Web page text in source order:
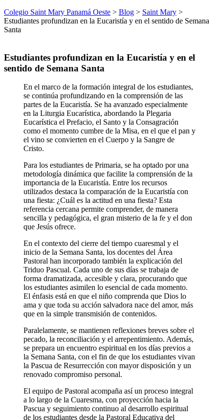
Colegio Saint Mary Panamá Oeste > Blog > Saint Mary >
Estudiantes profundizan en la Eucaristía y en el sentido de Semana
Santa
Estudiantes profundizan en la Eucaristía y en el
sentido de Semana Santa
En el marco de la formación integral de los estudiantes,
se continúa profundizando en la comprensión de las
partes de la Eucaristía. Se ha avanzado especialmente
en la Liturgia Eucarística, abordando la Plegaria
Eucarística el Prefacio, el Santo y la Consagración
como el momento cumbre de la Misa, en el que el pan y
el vino se convierten en el Cuerpo y la Sangre de
Cristo.
Para los estudiantes de Primaria, se ha optado por una
metodología dinámica que facilite la comprensión de la
importancia de la Eucaristía. Entre los recursos
utilizados destaca la comparación de la Eucaristía con
una fiesta: ¿Cuál es la actitud en una fiesta? Esta
referencia cercana permite comprender, de manera
sencilla y pedagógica, el gran misterio de la fe y el don
que Jesús ofrece.
En el contexto del cierre del tiempo cuaresmal y el
inicio de la Semana Santa, los docentes del Área
Pastoral han incorporado también la explicación del
Triduo Pascual. Cada uno de sus días se trabaja de
forma dramatizada, accesible y clara, procurando que
los estudiantes asimilen lo esencial de cada momento.
El énfasis está en que el niño comprenda que Dios lo
ama y que toda su acción salvadora nace del amor, más
que en la simple transmisión de contenidos.
Paralelamente, se mantienen reflexiones breves sobre el
pecado, la reconciliación y el arrepentimiento. Además,
se prepara un encuentro espiritual en los días previos a
la Semana Santa, con el fin de que los estudiantes vivan
la Pascua de Resurrección con mayor disposición y un
renovado compromiso personal.
El equipo de Pastoral acompaña así un proceso integral
a lo largo de la Cuaresma, con proyección hacia la
Pascua y seguimiento continuo al desarrollo espiritual
de los estudiantes desde la Pastoral Educativa del